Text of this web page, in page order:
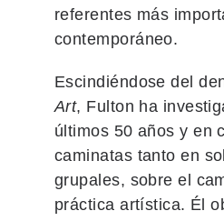
referentes más
contemporáneo.
Escindiéndose del
Art, Fulton ha
últimos 50 años y en
caminatas tanto en
grupales, sobre el
práctica artística. Él